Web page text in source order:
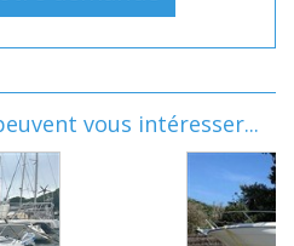
vous intéresser...